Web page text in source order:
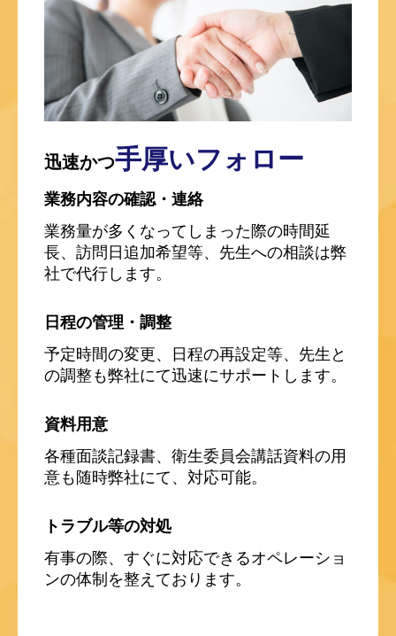
迅速かつ手厚いフォロー
業務内容の確認・連絡
業務量が多くなってしまった際の時間延
長、訪問日追加希望等、先生への相談は弊
社で代行します。
日程の管理・調整
予定時間の変更、日程の再設定等、先生と
の調整も弊社にて迅速にサポートします。
資料用意
各種面談記録書、衛生委員会講話資料の用
意も随時弊社にて、対応可能。
トラブル等の対処
有事の際、すぐに対応できるオペレーショ
ンの体制を整えております。